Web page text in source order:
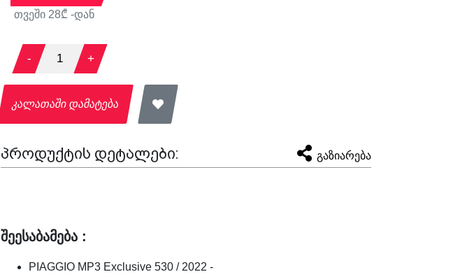
თვეში 28₾ -დან
- 1 +
კალათაში დამატება
პროდუქტის დეტალები: გაზიარება
შეესაბამება :
PIAGGIO MP3 Exclusive 530 / 2022 -